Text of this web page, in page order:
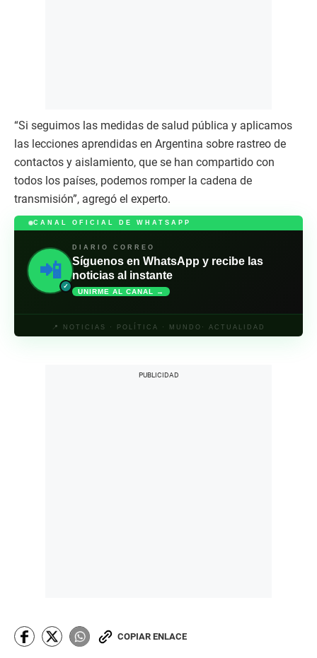
“Si seguimos las medidas de salud pública y aplicamos
las lecciones aprendidas en Argentina sobre rastreo de
contactos y aislamiento, que se han compartido con
todos los países, podemos romper la cadena de
transmisión”, agregó el experto.
CANAL OFICIAL DE WHATSAPP
📲
✓
DIARIO CORREO
Síguenos en WhatsApp y recibe las
noticias al instante
UNIRME AL CANAL →
📍 NOTICIAS · POLÍTICA · MUNDO· ACTUALIDAD
COPIAR ENLACE